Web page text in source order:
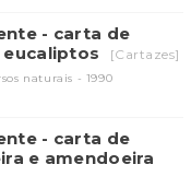
- carta de
[Cartazes]
naturais - 1990
- carta de
e amendoeira